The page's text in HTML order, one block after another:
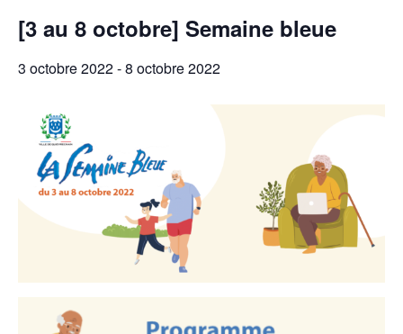
[3 au 8 octobre] Semaine bleue
3 octobre 2022-8 octobre 2022